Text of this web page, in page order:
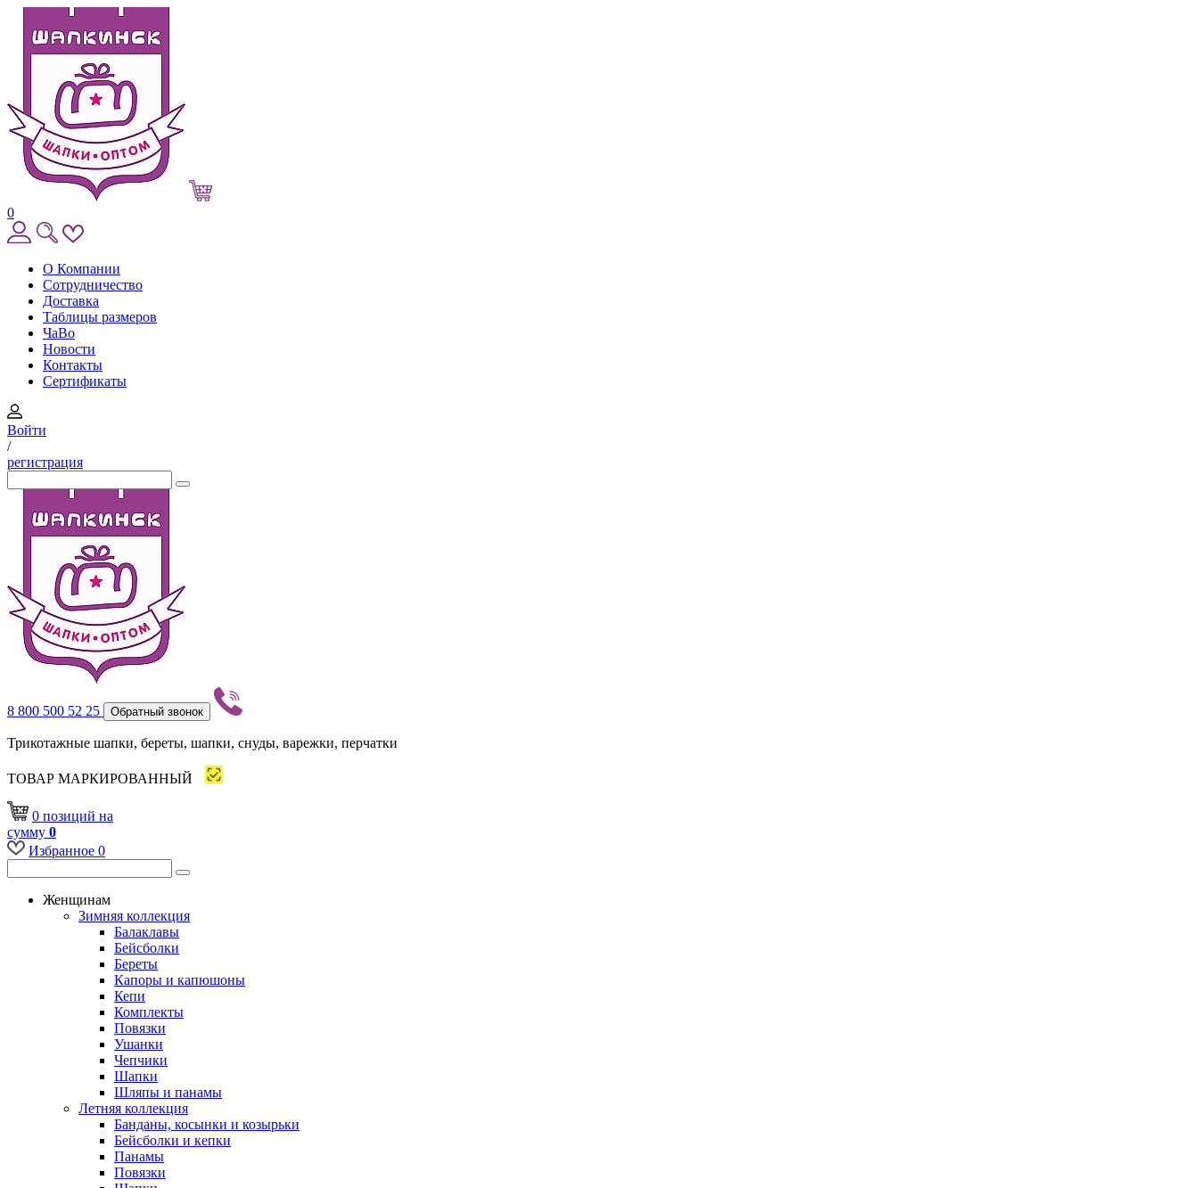
0
О Компании
Сотрудничество
Доставка
Таблицы размеров
ЧаВо
Новости
Контакты
Сертификаты
Войти
/
регистрация
8 800 500 52 25 Обратный звонок
Трикотажные шапки, береты, шапки, снуды, варежки, перчатки
ТОВАР МАРКИРОВАННЫЙ
0 позиций на
сумму 0
Избранное 0
Женщинам
Зимняя коллекция
Балаклавы
Бейсболки
Береты
Капоры и капюшоны
Кепи
Комплекты
Повязки
Ушанки
Чепчики
Шапки
Шляпы и панамы
Летняя коллекция
Банданы, косынки и козырьки
Бейсболки и кепки
Панамы
Повязки